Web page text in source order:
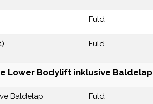
Fuld
Fuld
Lower Bodylift inklusive Baldelap
Baldelap Fuld